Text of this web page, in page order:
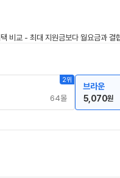
2위
64몰
브라운
5,070원